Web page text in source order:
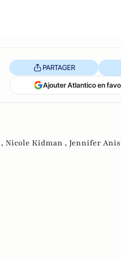
PARTAGER
Ajouter Atlantico en
Nicole Kidman , Jennifer